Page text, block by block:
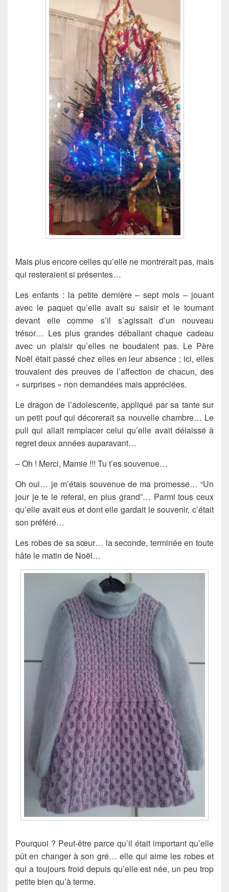
Mais plus encore celles qu’elle ne montrerait pas, mais
qui resteraient si présentes…
Les enfants : la petite dernière – sept mois – jouant
avec le paquet qu’elle avait su saisir et le tournant
devant elle comme s’il s’agissait d’un nouveau
trésor… Les plus grandes déballant chaque cadeau
avec un plaisir qu’elles ne boudaient pas. Le Père
Noël était passé chez elles en leur absence ; ici, elles
trouvaient des preuves de l’affection de chacun, des
« surprises » non demandées mais appréciées.
Le dragon de l’adolescente, appliqué par sa tante sur
un petit pouf qui décorerait sa nouvelle chambre… Le
pull qui allait remplacer celui qu’elle avait délaissé à
regret deux années auparavant…
– Oh ! Merci, Mamie !!! Tu t’es souvenue…
Oh oui… je m’étais souvenue de ma promesse… “Un
jour je te le referai, en plus grand”… Parmi tous ceux
qu’elle avait eus et dont elle gardait le souvenir, c’était
son préféré…
Les robes de sa sœur… la seconde, terminée en toute
hâte le matin de Noël…
Pourquoi ? Peut-être parce qu’il était important qu’elle
pût en changer à son gré… elle qui aime les robes et
qui a toujours froid depuis qu’elle est née, un peu trop
petite bien qu’à terme.